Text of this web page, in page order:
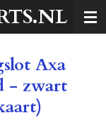
Axa
- zwart